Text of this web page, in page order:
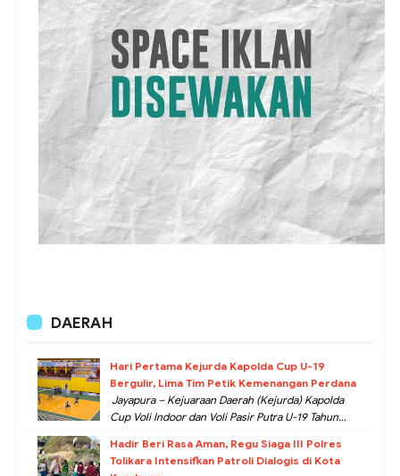
DAERAH
Hari Pertama Kejurda Kapolda Cup U-19
Bergulir, Lima Tim Petik Kemenangan Perdana
Jayapura – Kejuaraan Daerah (Kejurda) Kapolda
Cup Voli Indoor dan Voli Pasir Putra U-19 Tahun...
Hadir Beri Rasa Aman, Regu Siaga III Polres
Tolikara Intensifkan Patroli Dialogis di Kota